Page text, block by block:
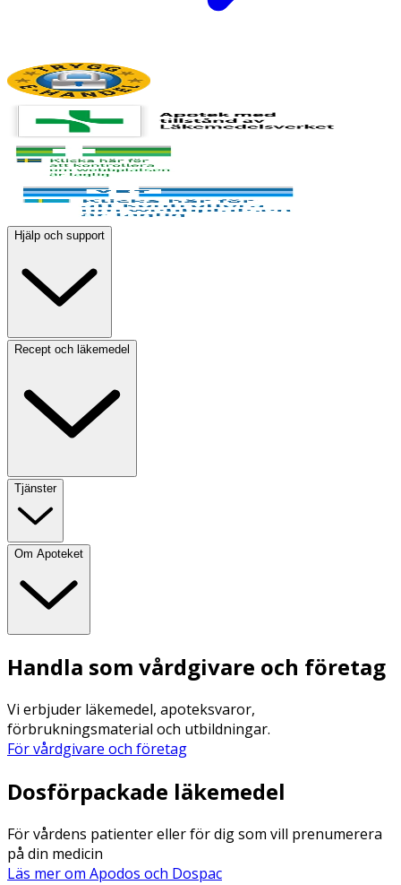
Hjälp och support
Recept och läkemedel
Tjänster
Om Apoteket
Handla som vårdgivare och företag
Vi erbjuder läkemedel, apoteksvaror,
förbrukningsmaterial och utbildningar.
För vårdgivare och företag
Dosförpackade läkemedel
För vårdens patienter eller för dig som vill prenumerera
på din medicin
Läs mer om Apodos och Dospac